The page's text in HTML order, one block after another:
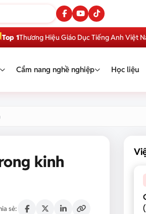
Hiệu Giáo Dục Tiếng Anh Việt Nam
Cẩm nang nghề nghiệp Học liệu
kinh
sẻ: